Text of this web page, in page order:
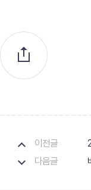
이전글
다음글